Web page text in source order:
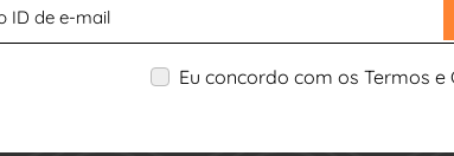
Eu concordo com os Termos e